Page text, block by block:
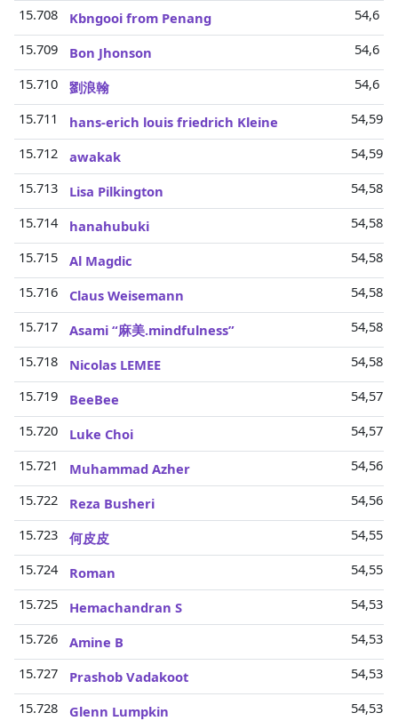
15.708 Kbngooi from Penang
54,6
15.709
Bon Jhonson
54,6
15.710
劉浪翰
54,6
15.711
hans-erich louis friedrich Kleine
54,59
15.712
awakak
54,59
15.713
Lisa Pilkington
54,58
15.714
hanahubuki
54,58
15.715
Al Magdic
54,58
15.716
Claus Weisemann
54,58
15.717
Asami “麻美.mindfulness”
54,58
15.718
Nicolas LEMEE
54,58
15.719
BeeBee
54,57
15.720
Luke Choi
54,57
15.721
Muhammad Azher
54,56
15.722
Reza Busheri
54,56
15.723
何皮皮
54,55
15.724
Roman
54,55
15.725
Hemachandran S
54,53
15.726
Amine B
54,53
15.727
Prashob Vadakoot
54,53
15.728
Glenn Lumpkin
54,53